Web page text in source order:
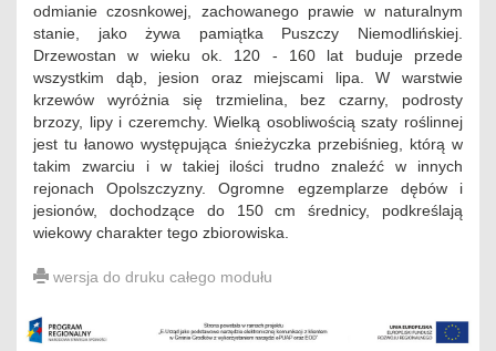
odmianie czosnkowej, zachowanego prawie w naturalnym
stanie, jako żywa pamiątka Puszczy Niemodlińskiej.
Drzewostan w wieku ok. 120 - 160 lat buduje przede
wszystkim dąb, jesion oraz miejscami lipa. W warstwie
krzewów wyróżnia się trzmielina, bez czarny, podrosty
brzozy, lipy i czeremchy. Wielką osobliwością szaty roślinnej
jest tu łanowo występująca śnieżyczka przebiśnieg, którą w
takim zwarciu i w takiej ilości trudno znaleźć w innych
rejonach Opolszczyzny. Ogromne egzemplarze dębów i
jesionów, dochodzące do 150 cm średnicy, podkreślają
wiekowy charakter tego zbiorowiska.
wersja do druku całego modułu